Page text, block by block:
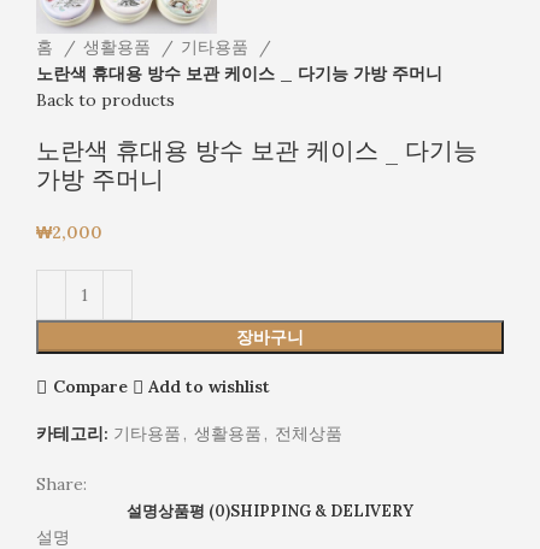
홈 생활용품
기타용품
노란색 휴대용 방수 보관 케이스 _ 다기능 가방 주머니
Back to products
노란색 휴대용 방수 보관 케이스 _ 다기능
가방 주머니
₩2,000
장바구니
Compare Add to wishlist
카테고리: 기타용품 , 생활용품 , 전체상품
Share:
설명상품평 (0)SHIPPING & DELIVERY
설명